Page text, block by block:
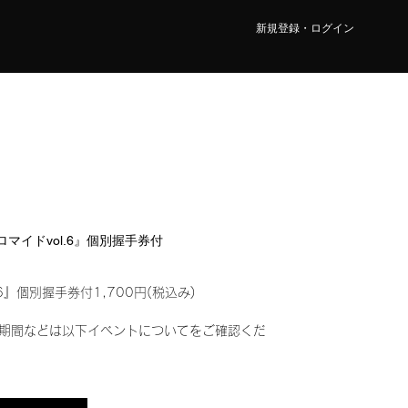
新規登録・ログイン
マイドvol.6』個別握手券付
』個別握手券付1,700円(税込み)
間などは以下イベントについてをご確認くだ